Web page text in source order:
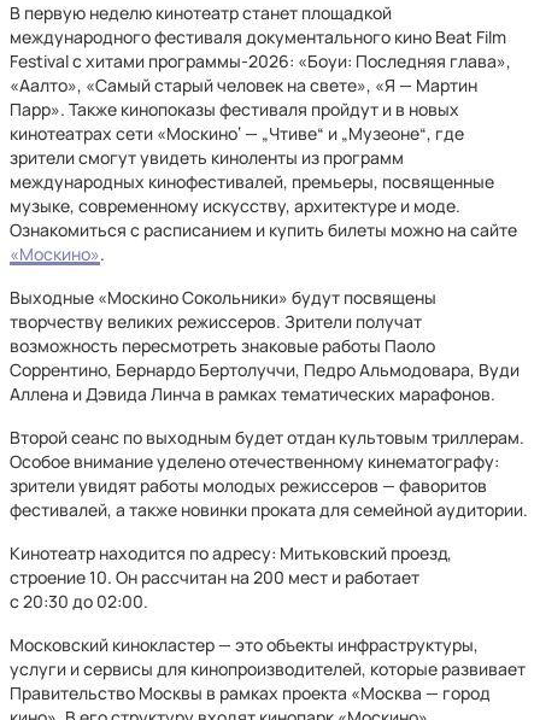
В первую неделю кинотеатр станет площадкой
международного фестиваля документального кино Beat Film
Festival с хитами программы-2026: «Боуи: Последняя глава»,
«Аалто», «Самый старый человек на свете», «Я — Мартин
Парр». Также кинопоказы фестиваля пройдут и в новых
кинотеатрах сети «Москино‘ — „Чтиве“ и „Музеоне“, где
зрители смогут увидеть киноленты из программ
международных кинофестивалей, премьеры, посвященные
музыке, современному искусству, архитектуре и моде.
Ознакомиться с расписанием и купить билеты можно на сайте
«Москино».
Выходные «Москино Сокольники» будут посвящены
творчеству великих режиссеров. Зрители получат
возможность пересмотреть знаковые работы Паоло
Соррентино, Бернардо Бертолуччи, Педро Альмодовара, Вуди
Аллена и Дэвида Линча в рамках тематических марафонов.
Второй сеанс по выходным будет отдан культовым триллерам.
Особое внимание уделено отечественному кинематографу:
зрители увидят работы молодых режиссеров — фаворитов
фестивалей, а также новинки проката для семейной аудитории.
Кинотеатр находится по адресу: Митьковский проезд,
строение 10. Он рассчитан на 200 мест и работает
с 20:30 до 02:00.
Московский кинокластер — это объекты инфраструктуры,
услуги и сервисы для кинопроизводителей, которые развивает
Правительство Москвы в рамках проекта «Москва — город